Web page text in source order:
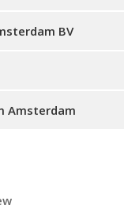
BV
Amsterdam